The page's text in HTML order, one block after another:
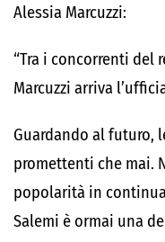
Alessia Marcuzzi:
“Tra i concorrenti del
Marcuzzi arriva
Guardando al futuro,
promettenti che mai.
popolarità in
Salemi è ormai una